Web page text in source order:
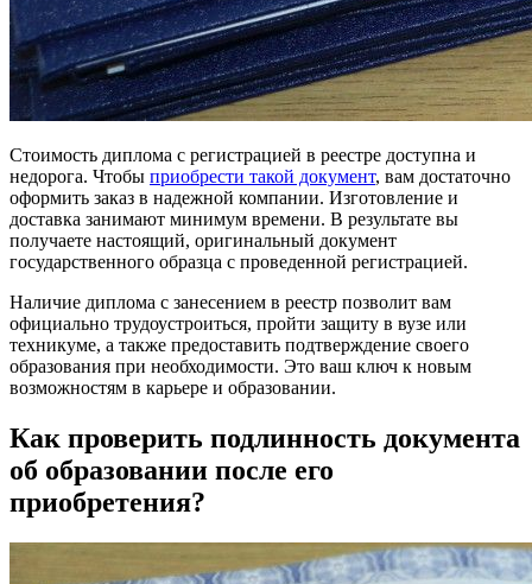
Стоимость диплома с регистрацией в реестре доступна и
недорога. Чтобы приобрести такой документ, вам достаточно
оформить заказ в надежной компании. Изготовление и
доставка занимают минимум времени. В результате вы
получаете настоящий, оригинальный документ
государственного образца с проведенной регистрацией.
Наличие диплома с занесением в реестр позволит вам
официально трудоустроиться, пройти защиту в вузе или
техникуме, а также предоставить подтверждение своего
образования при необходимости. Это ваш ключ к новым
возможностям в карьере и образовании.
Как проверить подлинность документа
об образовании после его
приобретения?